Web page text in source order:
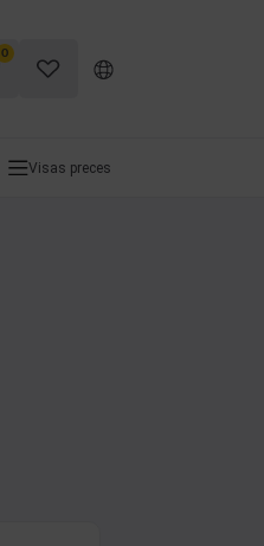
0
Visas preces